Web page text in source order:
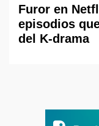
Furor en
episodios
del K-drama